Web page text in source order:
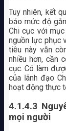
Tuy nhiên, kết
bảo mức độ
Chi cục với
nguồn lực phục
tiêu này vẫn
nhiều hơn, cần
cục. Có làm
của lãnh đạo
hoạt động thực
4.1.4.3
mọi người